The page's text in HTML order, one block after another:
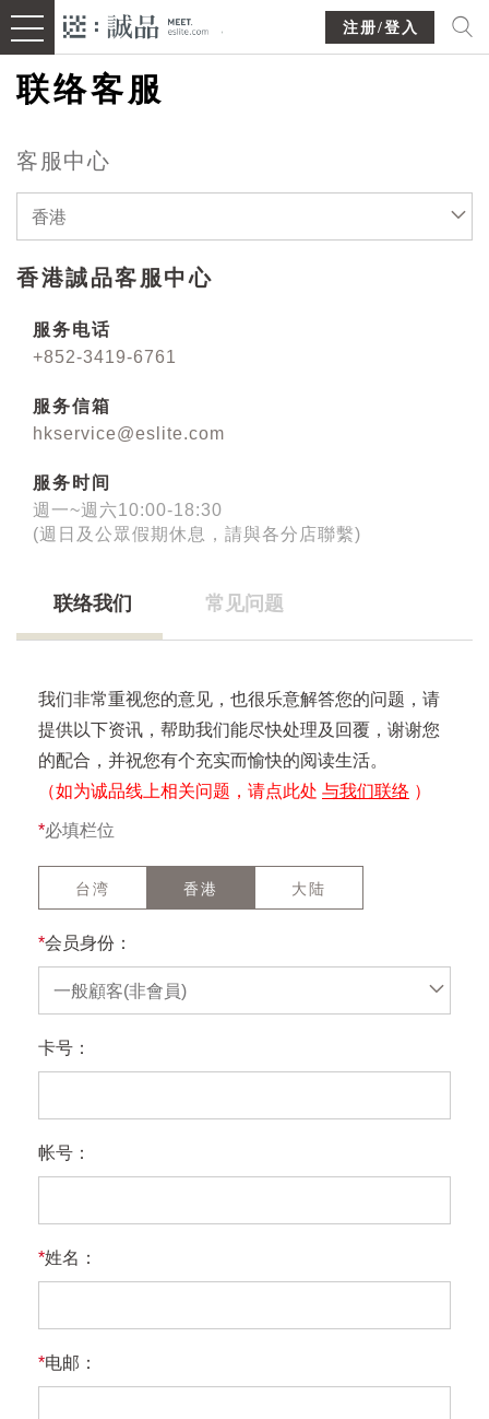
注册/登入
联络客服
客服中心
香港
香港誠品客服中心
服务电话
+852-3419-6761
服务信箱
hkservice@eslite.com
服务时间
週一~週六10:00-18:30
(週日及公眾假期休息，請與各分店聯繫)
联络我们 常见问题
我们非常重视您的意见，也很乐意解答您的问题，请
提供以下资讯，帮助我们能尽快处理及回覆，谢谢您
的配合，并祝您有个充实而愉快的阅读生活。
（如为诚品线上相关问题，请点此处 与我们联络 ）
*必填栏位
台湾 香港 大陆
*会员身份：
一般顧客(非會員)
卡号：
帐号：
*姓名：
*电邮：